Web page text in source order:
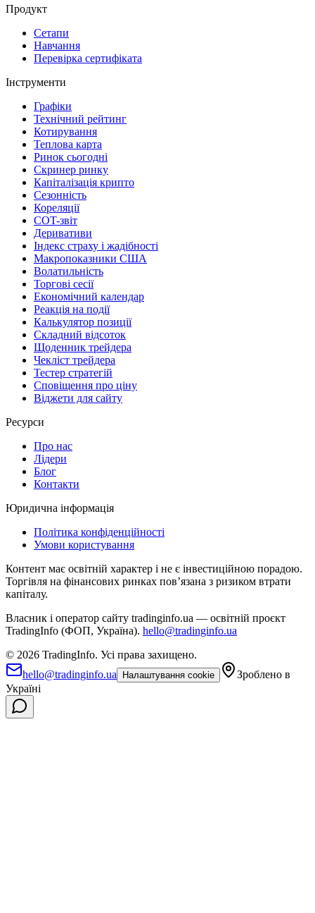
Продукт
Сетапи
Навчання
Перевірка сертифіката
Інструменти
Графіки
Технічний рейтинг
Котирування
Теплова карта
Ринок сьогодні
Скринер ринку
Капіталізація крипто
Сезонність
Кореляції
COT-звіт
Деривативи
Індекс страху і жадібності
Макропоказники США
Волатильність
Торгові сесії
Економічний календар
Реакція на події
Калькулятор позиції
Складний відсоток
Щоденник трейдера
Чекліст трейдера
Тестер стратегій
Сповіщення про ціну
Віджети для сайту
Ресурси
Про нас
Лідери
Блог
Контакти
Юридична інформація
Політика конфіденційності
Умови користування
Контент має освітній характер і не є інвестиційною порадою.
Торгівля на фінансових ринках повʼязана з ризиком втрати
капіталу.
Власник і оператор сайту tradinginfo.ua — освітній проєкт
TradingInfo (ФОП, Україна). hello@tradinginfo.ua
© 2026 TradingInfo. Усі права захищено.
hello@tradinginfo.ua
Налаштування cookie
Зроблено в
Україні